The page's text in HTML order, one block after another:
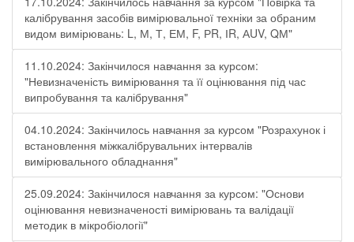
калібрування засобів вимірювальної техніки за обраним
видом вимірювань: L, М, Т, ЕМ, F, РR, ІR, АUV, QМ"
11.10.2024: Закінчилося навчання за курсом:
"Невизначеність вимірювання та її оцінювання під час
випробування та калібрування"
04.10.2024: Закінчилось навчання за курсом "Розрахунок і
встановлення міжкалібрувальних інтервалів
вимірювального обладнання"
25.09.2024: Закінчилося навчання за курсом: "Основи
оцінювання невизначеності вимірювань та валідації
методик в мікробіології"